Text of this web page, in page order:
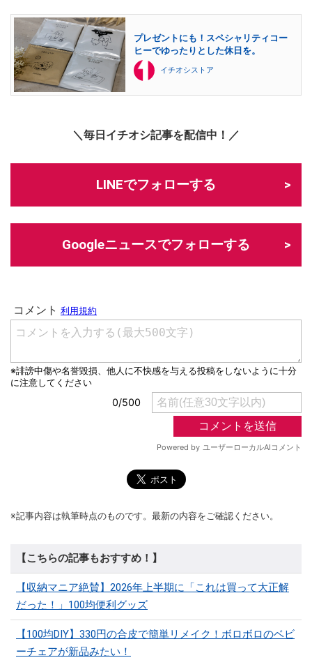
プレゼントにも！スペシャリティコー
ヒーでゆったりとした休日を。
イチオシストア
＼毎日イチオシ記事を配信中！／
LINEでフォローする
Googleニュースでフォローする
※記事内容は執筆時点のものです。最新の内容をご確認ください。
【こちらの記事もおすすめ！】
【収納マニア絶賛】2026年上半期に「これは買って大正解
だった！」100均便利グッズ
【100均DIY】330円の合皮で簡単リメイク！ボロボロのベビ
ーチェアが新品みたい！